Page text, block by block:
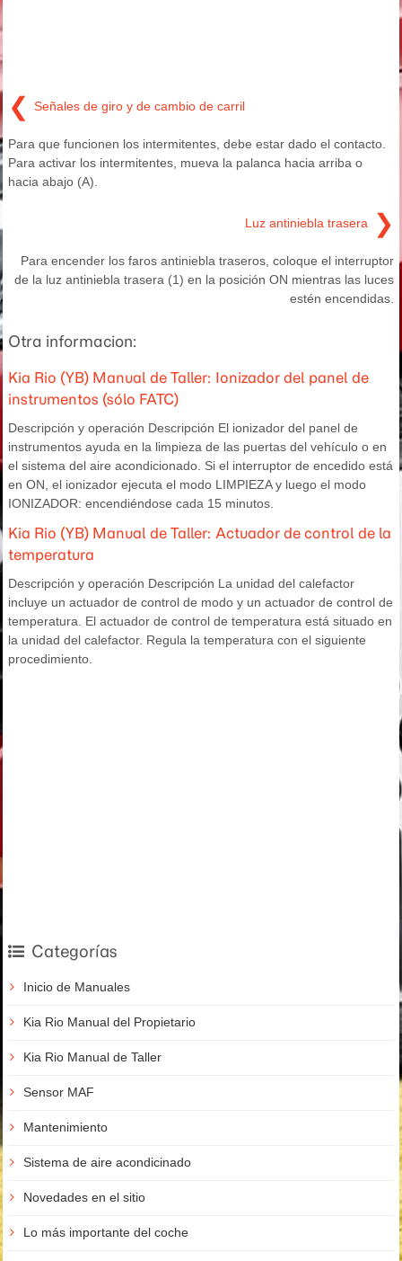
❮ Señales de giro y de cambio de carril
Para que funcionen los intermitentes, debe estar dado el contacto.
Para activar los intermitentes, mueva la palanca hacia arriba o
hacia abajo (A).
Luz antiniebla trasera ❯
Para encender los faros antiniebla traseros, coloque el interruptor
de la luz antiniebla trasera (1) en la posición ON mientras las luces
estén encendidas.
Otra informacion:
Kia Rio (YB) Manual de Taller: Ionizador del panel de
instrumentos (sólo FATC)
Descripción y operación Descripción El ionizador del panel de
instrumentos ayuda en la limpieza de las puertas del vehículo o en
el sistema del aire acondicionado. Si el interruptor de encedido está
en ON, el ionizador ejecuta el modo LIMPIEZA y luego el modo
IONIZADOR: encendiéndose cada 15 minutos.
Kia Rio (YB) Manual de Taller: Actuador de control de la
temperatura
Descripción y operación Descripción La unidad del calefactor
incluye un actuador de control de modo y un actuador de control de
temperatura. El actuador de control de temperatura está situado en
la unidad del calefactor. Regula la temperatura con el siguiente
procedimiento.
Categorías
Inicio de Manuales
Kia Rio Manual del Propietario
Kia Rio Manual de Taller
Sensor MAF
Mantenimiento
Sistema de aire acondicinado
Novedades en el sitio
Lo más importante del coche